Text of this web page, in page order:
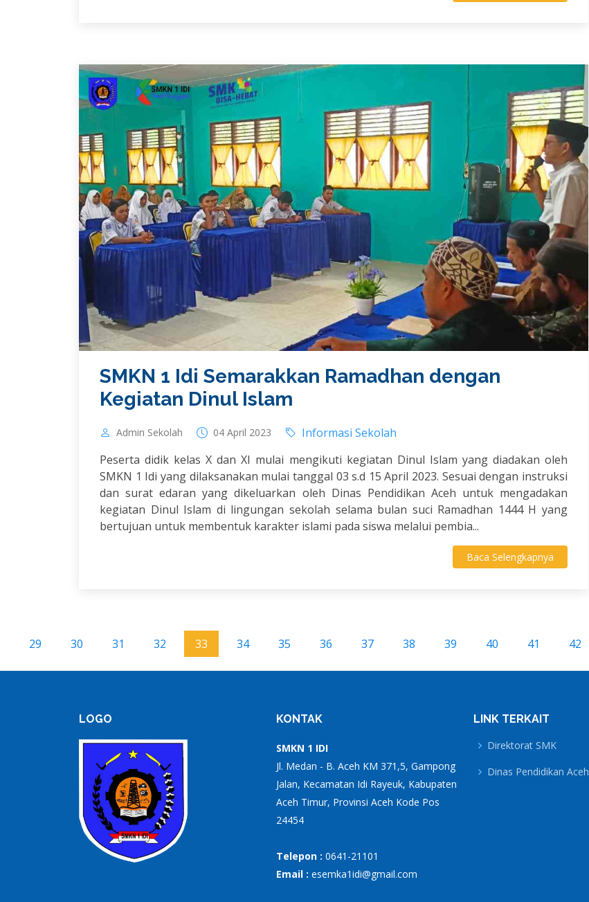
SMKN 1 Idi Semarakkan Ramadhan dengan
Kegiatan Dinul Islam
Admin Sekolah 04 April 2023
Informasi Sekolah
Peserta didik kelas X dan XI mulai mengikuti kegiatan Dinul Islam yang diadakan oleh
SMKN 1 Idi yang dilaksanakan mulai tanggal 03 s.d 15 April 2023. Sesuai dengan instruksi
dan surat edaran yang dikeluarkan oleh Dinas Pendidikan Aceh untuk mengadakan
kegiatan Dinul Islam di lingungan sekolah selama bulan suci Ramadhan 1444 H yang
bertujuan untuk membentuk karakter islami pada siswa melalui pembia...
Baca Selengkapnya
29 30 31 32 33 34 35 36 37 38 39 40 41 42
LOGO KONTAK
SMKN 1 IDI
Jl. Medan - B. Aceh KM 371,5, Gampong
Jalan, Kecamatan Idi Rayeuk, Kabupaten
Aceh Timur, Provinsi Aceh Kode Pos
24454
Telepon : 0641-21101
Email : esemka1idi@gmail.com
LINK TERKAIT
Direktorat SMK
Dinas Pendidikan Aceh